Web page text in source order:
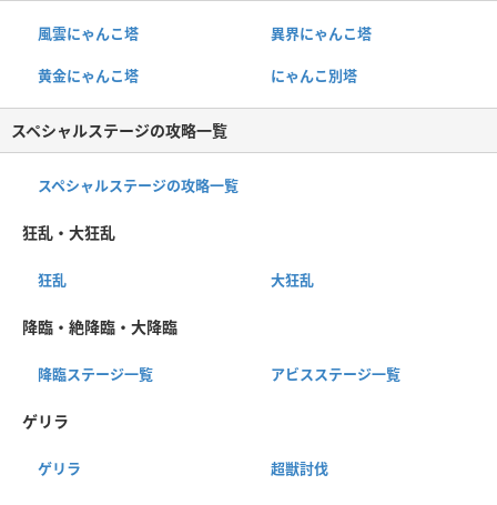
風雲にゃんこ塔 異界にゃんこ塔
黄金にゃんこ塔 にゃんこ別塔
スペシャルステージの攻略一覧
スペシャルステージの攻略一覧
狂乱・大狂乱
狂乱 大狂乱
降臨・絶降臨・大降臨
降臨ステージ一覧 アビスステージ一覧
ゲリラ
ゲリラ 超獣討伐